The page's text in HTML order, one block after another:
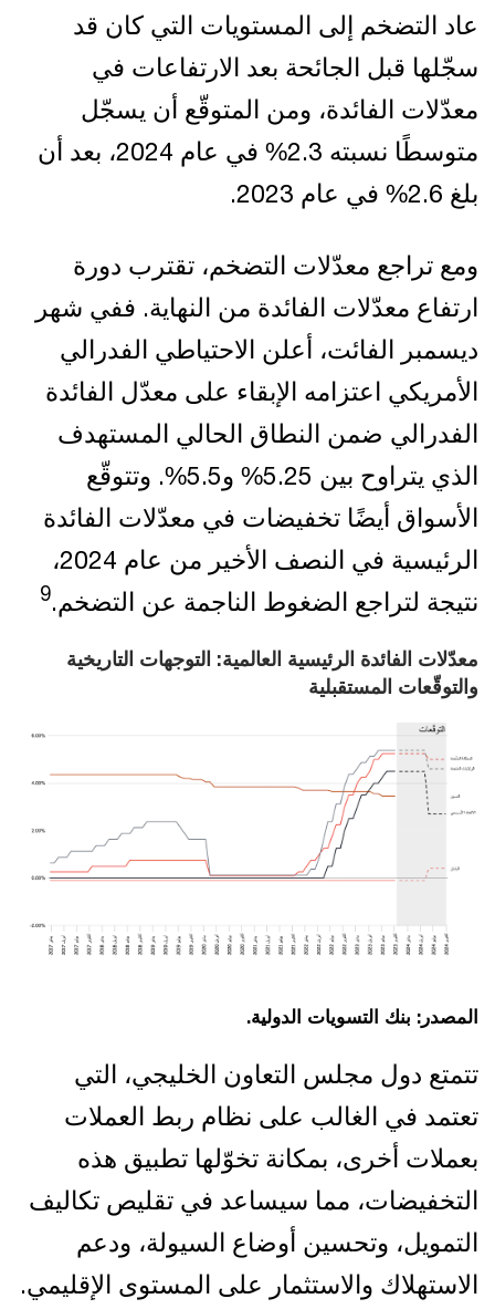
عاد التضخم إلى المستويات التي كان قد
سجّلها قبل الجائحة بعد الارتفاعات في
معدّلات الفائدة، ومن المتوقّع أن يسجّل
متوسطًا نسبته 2.3% في عام 2024، بعد أن
بلغ 2.6% في عام 2023.
ومع تراجع معدّلات التضخم، تقترب دورة
ارتفاع معدّلات الفائدة من النهاية. ففي شهر
ديسمبر الفائت، أعلن الاحتياطي الفدرالي
الأمريكي اعتزامه الإبقاء على معدّل الفائدة
الفدرالي ضمن النطاق الحالي المستهدف
الذي يتراوح بين 5.25% و5.5%. وتتوقّع
الأسواق أيضًا تخفيضات في معدّلات الفائدة
الرئيسية في النصف الأخير من عام 2024،
نتيجة لتراجع الضغوط الناجمة عن التضخم.9
معدّلات الفائدة الرئيسية العالمية: التوجهات التاريخية
والتوقّعات المستقبلية
المصدر: بنك التسويات الدولية.
تتمتع دول مجلس التعاون الخليجي، التي
تعتمد في الغالب على نظام ربط العملات
بعملات أخرى، بمكانة تخوّلها تطبيق هذه
التخفيضات، مما سيساعد في تقليص تكاليف
التمويل، وتحسين أوضاع السيولة، ودعم
الاستهلاك والاستثمار على المستوى الإقليمي.